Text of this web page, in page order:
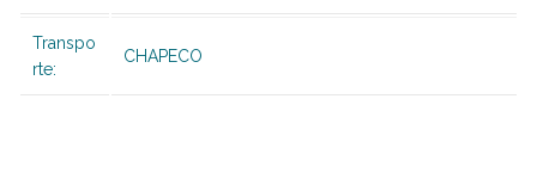
Transpo
rte:
CHAPECO